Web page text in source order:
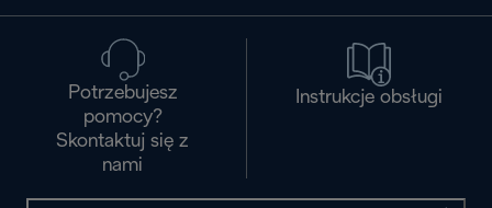
Potrzebujesz
pomocy?
Skontaktuj się z
nami
Instrukcje obsługi